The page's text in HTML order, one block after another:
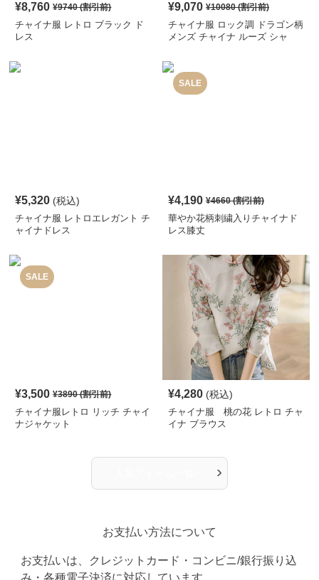
¥8,760 ¥9740(割引前)
チャイナ服 レトロ ブラック ド
レス
¥9,070 ¥10080(割引前)
チャイナ服 ロック調 ドラゴン柄
メンズ チャイナ ルーズ シャ
¥5,320 (税込)
チャイナ服 レトロエレガント チ
ャイナドレス
SALE
¥4,190 ¥4660(割引前)
華やか花柄刺繍入りチャイナド
レス膝丈
SALE
¥3,500 ¥3890(割引前)
チャイナ服レトロ リッチ チャイ
ナジャケット
¥4,280 (税込)
チャイナ服 桃の花 レトロ チャ
イナ ブラウス
›
お支払い方法について
お支払いは、クレジットカード・コンビニ/銀行振り込
み・各種電子決済に対応しています。